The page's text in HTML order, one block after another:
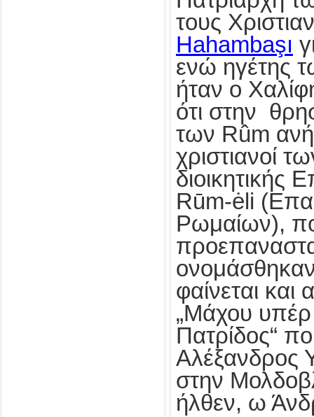
τους
Hahambaşı
ενώ ηγέτης
ήταν ο
ότι στην
των Rûm
χριστιανοί
διοικητικής
Rūm-ėli
Ρωμαίων),
φαίνεται
„Μάχου υπέρ
Πατρίδος“
Αλέξανδρος
στην
ήλθεν, ω